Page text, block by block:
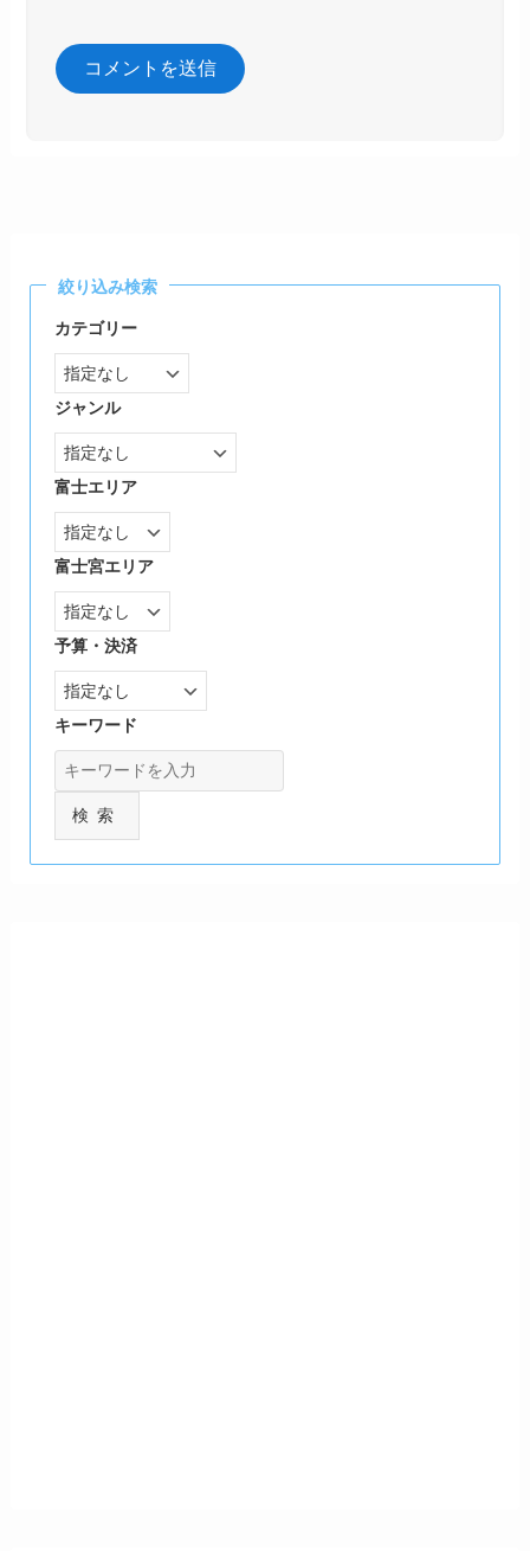
絞り込み検索
カテゴリー
ジャンル
富士エリア
富士宮エリア
予算・決済
キーワード
検索